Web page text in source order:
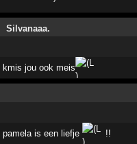
Silvanaaa.
kmis jou ook meis
pamela is een liefje !!